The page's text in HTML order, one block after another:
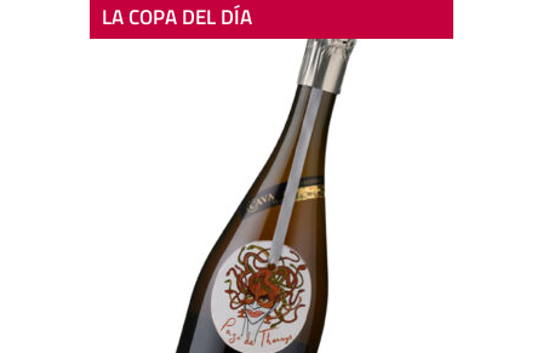
LA COPA DEL DÍA